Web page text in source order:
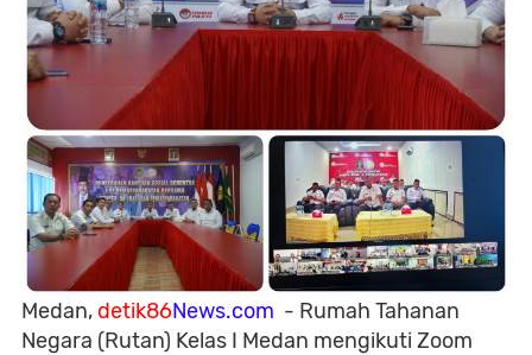
Medan, detik86News.com - Rumah Tahanan
Negara (Rutan) Kelas I Medan mengikuti Zoom